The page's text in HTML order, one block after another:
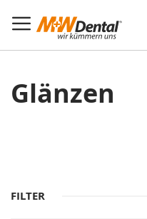
Glänzen
FILTER